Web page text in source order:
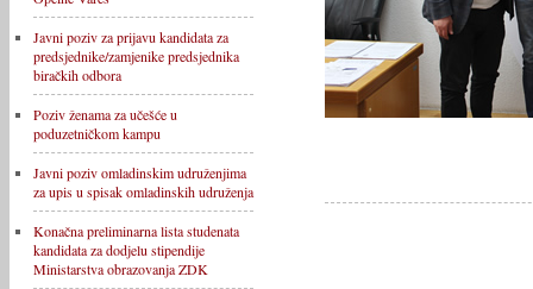
Javni poziv za prijavu kandidata za
predsjednike/zamjenike predsjednika
biračkih odbora
Poziv ženama za učešće u
poduzetničkom kampu
Javni poziv omladinskim udruženjima
za upis u spisak omladinskih udruženja
Konačna preliminarna lista studenata
kandidata za dodjelu stipendije
Ministarstva obrazovanja ZDK